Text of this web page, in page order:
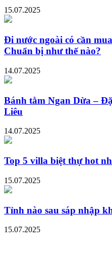
15.07.2025
Đi nước ngoài có cần
Chuẩn bị như thế nào?
14.07.2025
Bánh tằm Ngan Dừa –
Liêu
14.07.2025
Top 5 villa biệt thự hot
15.07.2025
Tỉnh nào sau sáp nhập
15.07.2025